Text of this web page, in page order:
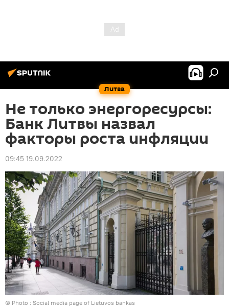
Литва
Не только энергоресурсы:
Банк Литвы назвал
факторы роста инфляции
09:45 19.09.2022
© Photo : Social media page of Lietuvos bankas